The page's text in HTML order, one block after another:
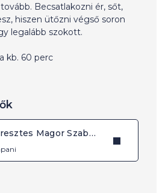
Becsatlakozni ér, sőt,
hiszen ütőzni végső soron
legalább szokott.
kb. 60 perc
Keresztes Magor Szabolcs